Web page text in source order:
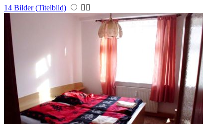
14 Bilder (Titelbild)  